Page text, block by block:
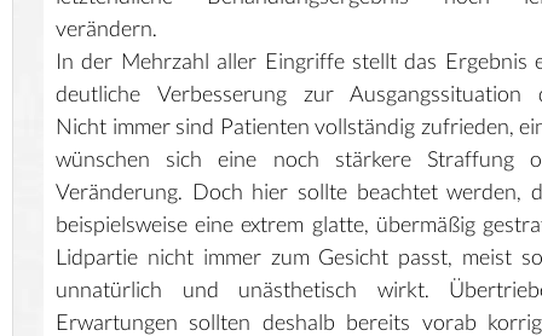
verändern.
In der Mehrzahl aller Eingriffe stellt das Ergebnis
deutliche Verbesserung zur Ausgangssituation
Nicht immer sind Patienten vollständig zufrieden,
wünschen sich eine noch stärkere Straffung
Veränderung. Doch hier sollte beachtet werden,
beispielsweise eine extrem glatte, übermäßig
Lidpartie nicht immer zum Gesicht passt, meist
unnatürlich und unästhetisch wirkt.
Erwartungen sollten deshalb bereits vorab